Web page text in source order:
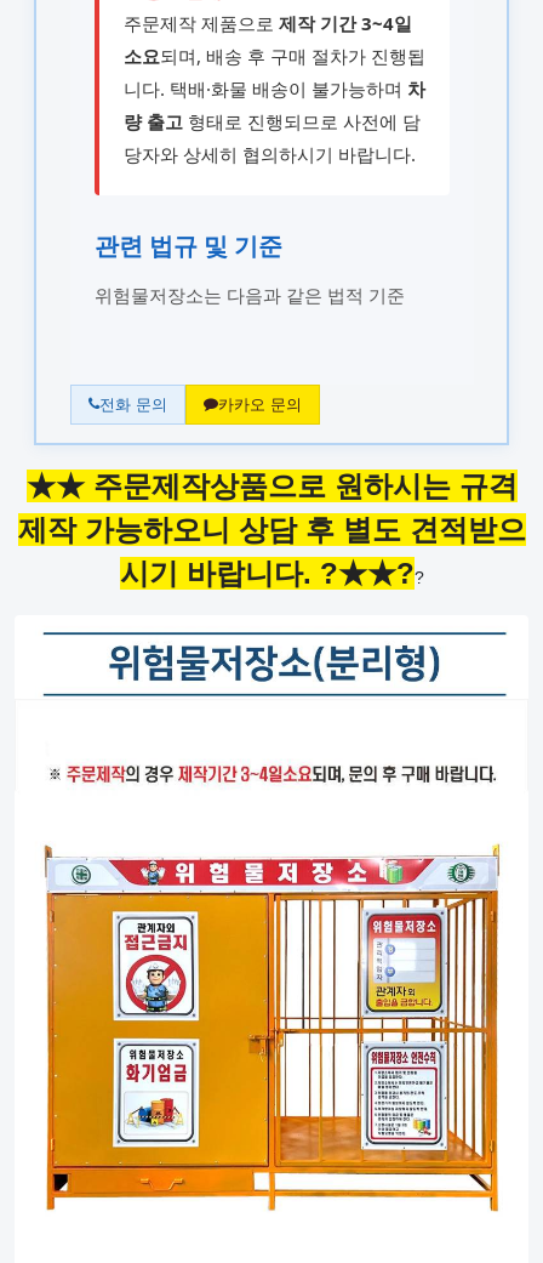
주문제작 제품으로 제작 기간 3~4일
소요되며, 배송 후 구매 절차가 진행됩
니다. 택배·화물 배송이 불가능하며 차
량 출고 형태로 진행되므로 사전에 담
당자와 상세히 협의하시기 바랍니다.
관련 법규 및 기준
위험물저장소는 다음과 같은 법적 기준
전화 문의 카카오 문의
★★ 주문제작상품으로 원하시는 규격
제작 가능하오니 상담 후 별도 견적받으
시기 바랍니다. ?★★??